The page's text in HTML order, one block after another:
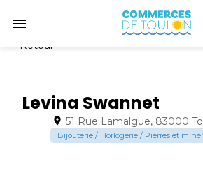
Retour
Levina Swannet
51 Rue Lamalgue, 83000
Bijouterie / Horlogerie / Pierres et